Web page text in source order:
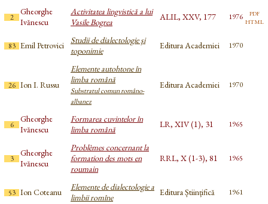
2
Gheorghe
Ivănescu
Activitatea lingvistică a lui
Vasile Bogrea
ALIL, XXV, 177 1976 pdf
html
83 Emil Petrovici
Studii de dialectologie şi
toponimie
Editura Academiei 1970
26 Ion I. Russu
Elemente autohtone în
limba română
Substratul comun româno-
albanez
Editura Academiei 1970
6
Gheorghe
Ivănescu
Formarea cuvintelor în
limba română
LR, XIV (1), 31 1965
3
Gheorghe
Ivănescu
Problèmes concernant la
formation des mots en
roumain
RRL, X (1-3), 81 1965
53 Ion Coteanu
Elemente de dialectologie a
limbii romîne
Editura Științifică 1961